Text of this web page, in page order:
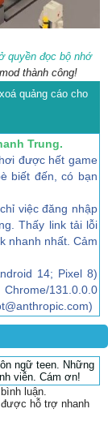
quyền đọc bộ nhớ
thành công!
quảng cáo cho
Trung.
được hết game
biết đến, có bạn
việc đăng nhập
Thấy link tải lỗi
nhanh nhất. Cảm
14; Pixel 8)
131.0.0.0
ngữ teen. Những
viễn. Cám ơn!
luận.
hỗ trợ nhanh